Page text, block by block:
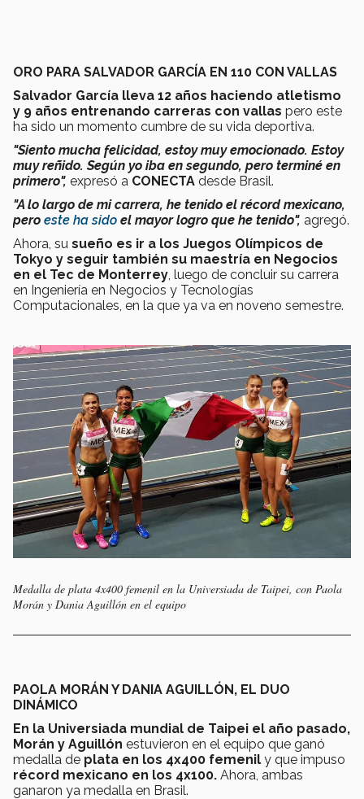
ORO PARA SALVADOR GARCÍA EN 110 CON VALLAS
Salvador García lleva 12 años haciendo atletismo
y 9 años entrenando carreras con vallas pero este
ha sido un momento cumbre de su vida deportiva.
"Siento mucha felicidad, estoy muy emocionado. Estoy
muy reñido. Según yo iba en segundo, pero terminé en
primero", expresó a CONECTA desde Brasil.
"A lo largo de mi carrera, he tenido el récord mexicano,
pero este ha sido el mayor logro que he tenido", agregó.
Ahora, su sueño es ir a los Juegos Olímpicos de
Tokyo y seguir también su maestría en Negocios
en el Tec de Monterrey, luego de concluir su carrera
en Ingeniería en Negocios y Tecnologías
Computacionales, en la que ya va en noveno semestre.
Medalla de plata 4x400 femenil en la Universiada de Taipei, con Paola
Morán y Dania Aguillón en el equipo
PAOLA MORÁN Y DANIA AGUILLÓN, EL DUO
DINÁMICO
En la Universiada mundial de Taipei el año pasado,
Morán y Aguillón estuvieron en el equipo que ganó
medalla de plata en los 4x400 femenil y que impuso
récord mexicano en los 4x100. Ahora, ambas
ganaron ya medalla en Brasil.